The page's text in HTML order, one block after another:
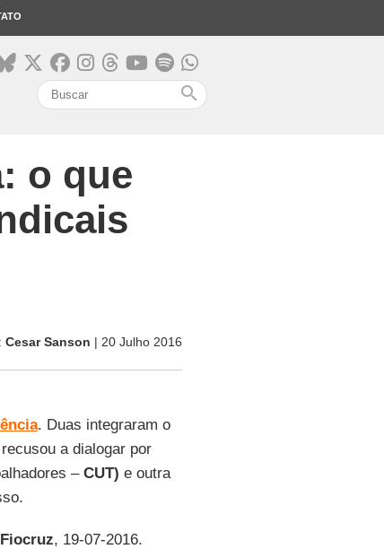
search
o que
Cesar Sanson | 20 Julho 2016
. Duas integraram o
a dialogar por
– CUT) e outra
, 19-07-2016.